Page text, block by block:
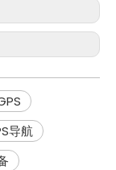
导航